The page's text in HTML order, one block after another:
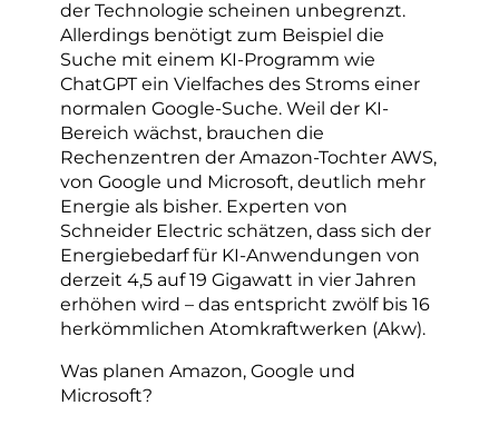
der Technologie scheinen unbegrenzt.
Allerdings benötigt zum Beispiel die
Suche mit einem KI-Programm wie
ChatGPT ein Vielfaches des Stroms einer
normalen Google-Suche. Weil der KI-
Bereich wächst, brauchen die
Rechenzentren der Amazon-Tochter AWS,
von Google und Microsoft, deutlich mehr
Energie als bisher. Experten von
Schneider Electric schätzen, dass sich der
Energiebedarf für KI-Anwendungen von
derzeit 4,5 auf 19 Gigawatt in vier Jahren
erhöhen wird – das entspricht zwölf bis 16
herkömmlichen Atomkraftwerken (Akw).
Was planen Amazon, Google und
Microsoft?